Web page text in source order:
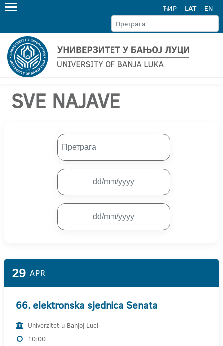
ЋИР LAT EN
SVE NAJAVE
29 APR
66. elektronska sjednica Senata
Univerzitet u Banjoj Luci
10:00